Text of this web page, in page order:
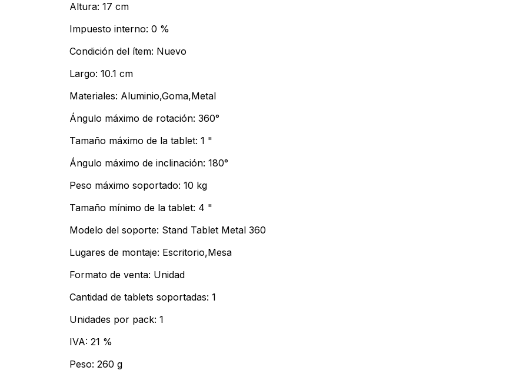
Altura: 17 cm
Impuesto interno: 0 %
Condición del ítem: Nuevo
Largo: 10.1 cm
Materiales: Aluminio,Goma,Metal
Ángulo máximo de rotación: 360°
Tamaño máximo de la tablet: 1 "
Ángulo máximo de inclinación: 180°
Peso máximo soportado: 10 kg
Tamaño mínimo de la tablet: 4 "
Modelo del soporte: Stand Tablet Metal 360
Lugares de montaje: Escritorio,Mesa
Formato de venta: Unidad
Cantidad de tablets soportadas: 1
Unidades por pack: 1
IVA: 21 %
Peso: 260 g